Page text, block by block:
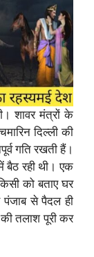
शावर मंत्रों के
दिल्ली की
गति रखती हैं।
बैठ रही थी। एक
को बताए घर
पंजाब से पैदल ही
तलाश पूरी कर